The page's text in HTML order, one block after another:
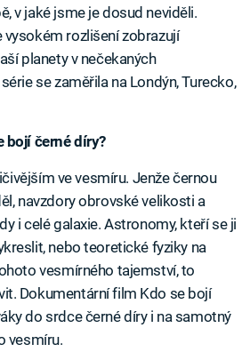
v jaké jsme je dosud neviděli.
vysokém rozlišení zobrazují
planety v nečekaných
se zaměřila na Londýn, Turecko,
bojí černé díry?
ve vesmíru. Jenže černou
navzdory obrovské velikosti a
i celé galaxie. Astronomy, kteří se ji
nebo teoretické fyziky na
vesmírného tajemství, to
Dokumentární film Kdo se bojí
do srdce černé díry i na samotný
vesmíru.